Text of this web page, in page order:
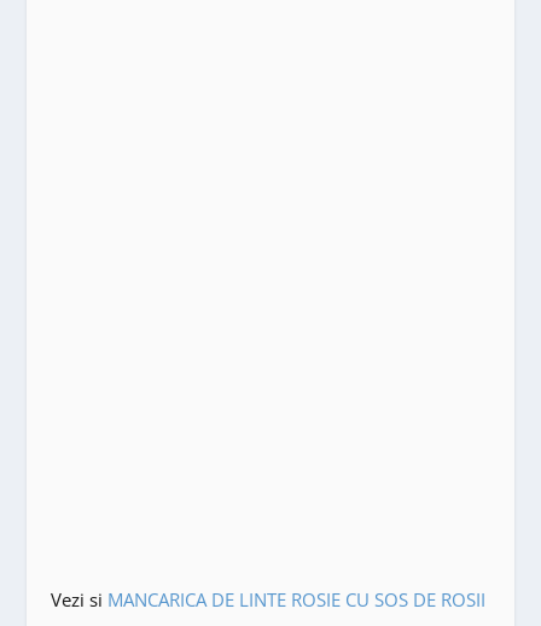
Vezi si MANCARICA DE LINTE ROSIE CU SOS DE ROSII